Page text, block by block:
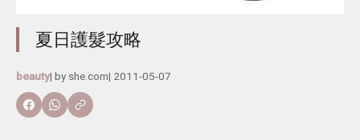
夏日護髮攻略
beauty| by she.com| 2011-05-07